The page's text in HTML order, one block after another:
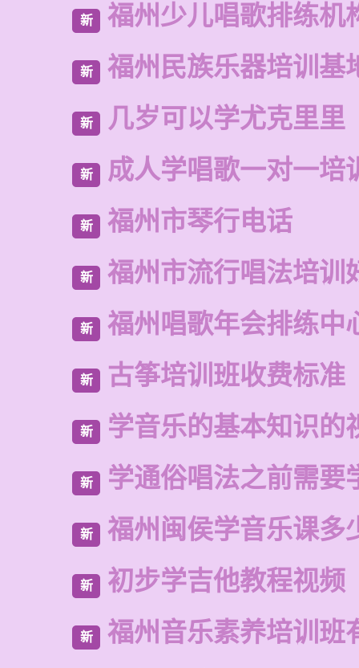
新 福州少儿唱歌排练机
新 福州民族乐器培训基
新 几岁可以学尤克里里
新 成人学唱歌一对一培
新 福州市琴行电话
新 福州市流行唱法培训
新 福州唱歌年会排练中
新 古筝培训班收费标准
新 学音乐的基本知识的
新 学通俗唱法之前需要
新 福州闽侯学音乐课多
新 初步学吉他教程视频
新 福州音乐素养培训班